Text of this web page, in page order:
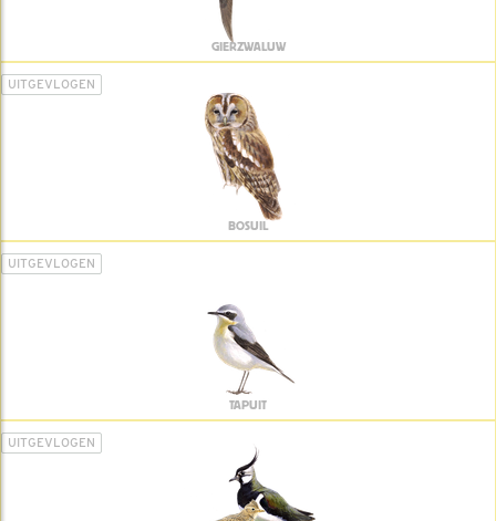
GIERZWALUW
UITGEVLOGEN
BOSUIL
UITGEVLOGEN
TAPUIT
UITGEVLOGEN